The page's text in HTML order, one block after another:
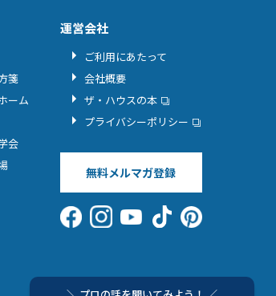
箋
ーム
会
運営会社
ご利用にあたって
会社概要
ザ・ハウスの本
プライバシーポリシー
無料メルマガ登録